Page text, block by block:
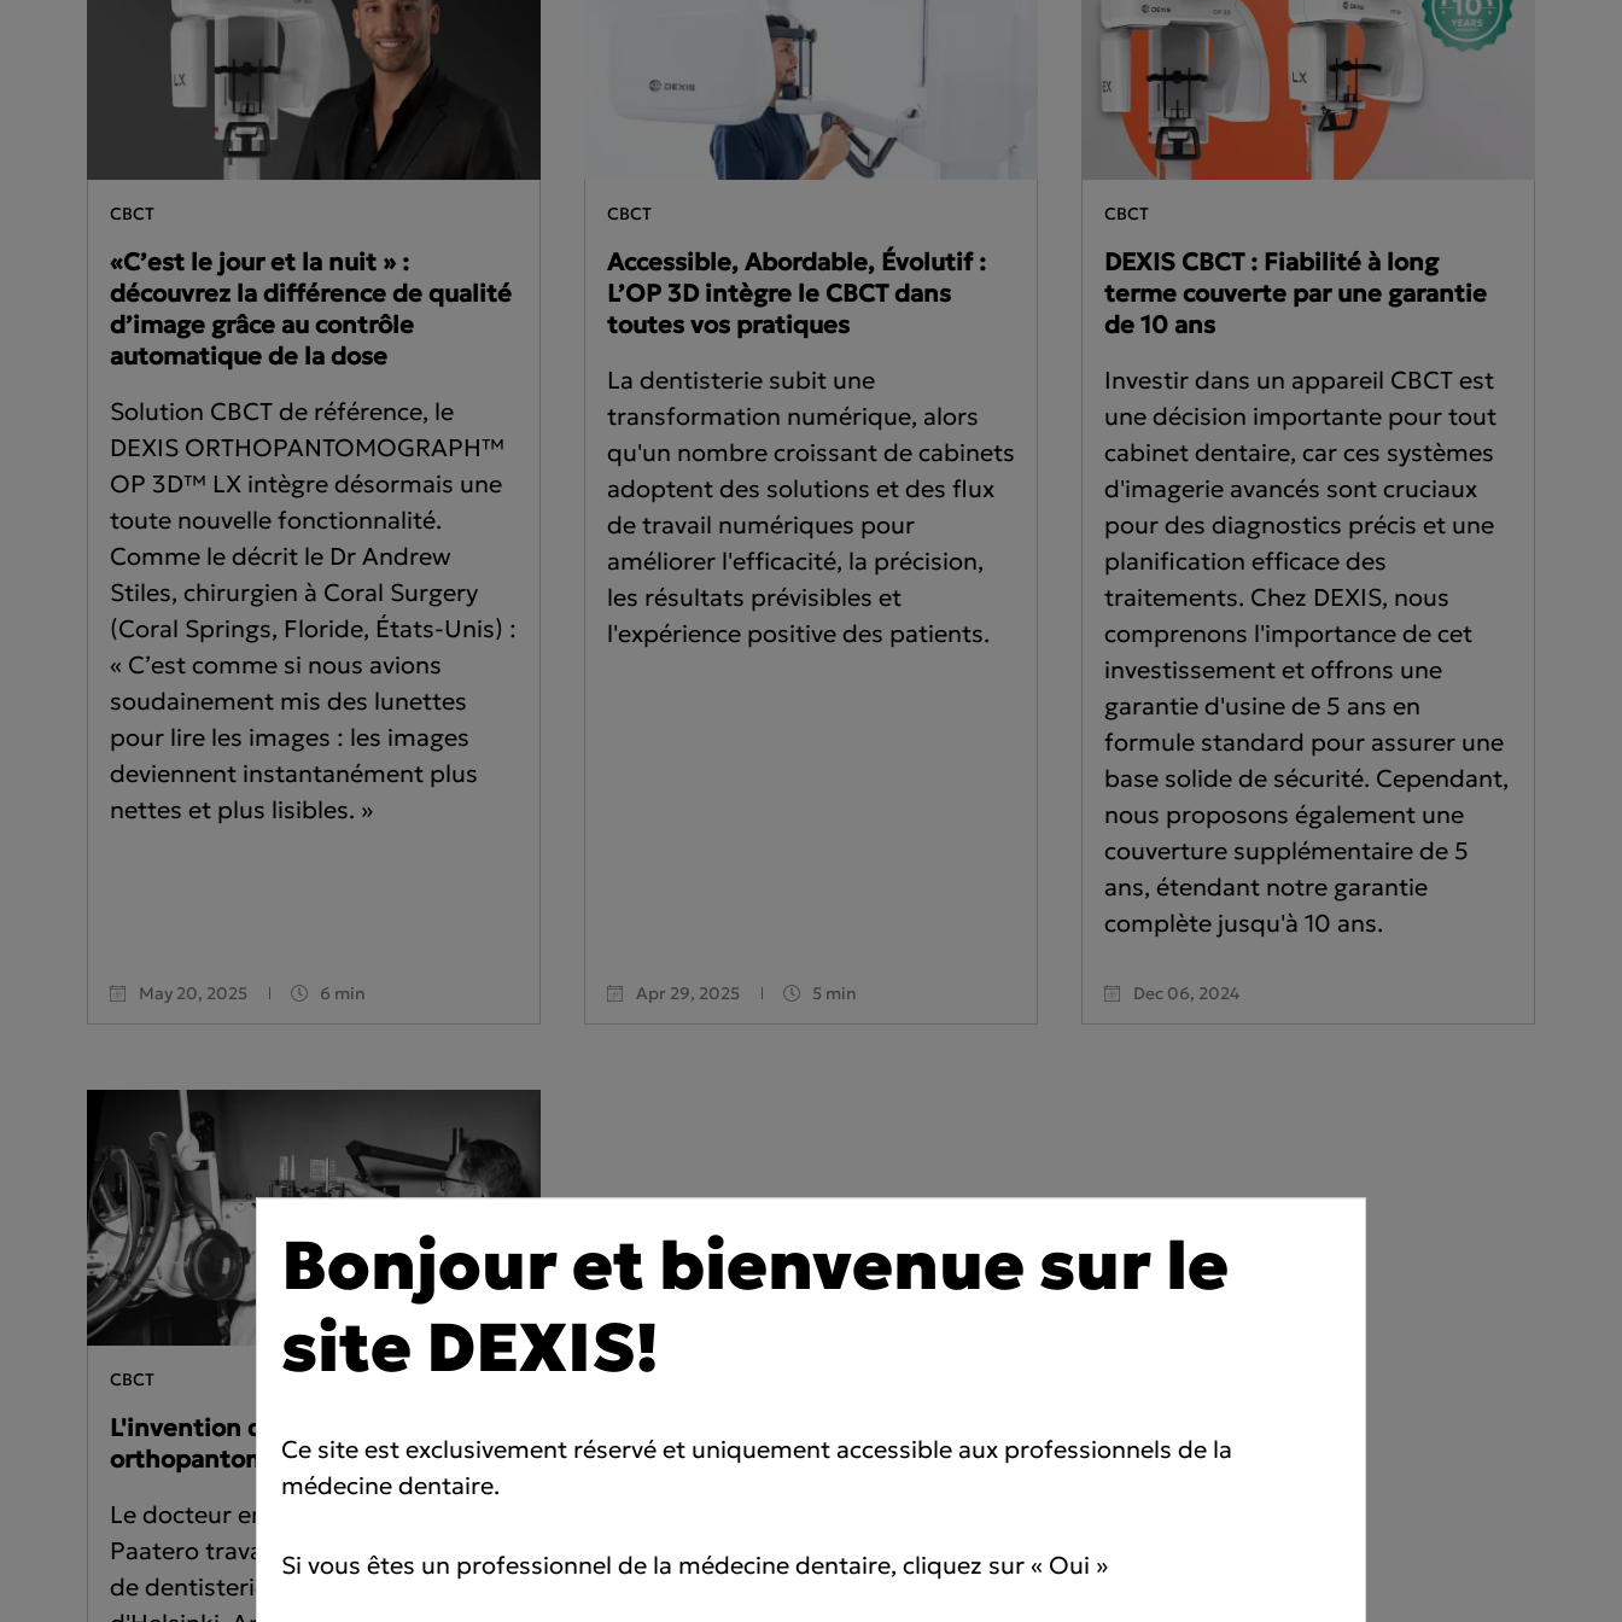
United States
Canada
Mexico
Chile
Brasil
EMEA
Italia
Polska
Россия
Asia Pacific
Australia
India
New Zealand
ORTHOPANTOMOGRAPH™
DEXIS™ IOS Solutions
CBCT
«C’est le jour et la nuit » :
découvrez la différence de qualité
d’image grâce au contrôle
automatique de la dose
Solution CBCT de référence, le
DEXIS ORTHOPANTOMOGRAPH™
OP 3D™ LX intègre désormais une
toute nouvelle fonctionnalité.
Comme le décrit le Dr Andrew
Stiles, chirurgien à Coral Surgery
(Coral Springs, Floride, États-Unis) :
« C’est comme si nous avions
soudainement mis des lunettes
pour lire les images : les images
deviennent instantanément plus
nettes et plus lisibles. »
May 20, 2025 6 min
CBCT
Accessible, Abordable, Évolutif :
L’OP 3D intègre le CBCT dans
toutes vos pratiques
La dentisterie subit une
transformation numérique, alors
qu'un nombre croissant de cabinets
adoptent des solutions et des flux
de travail numériques pour
améliorer l'efficacité, la précision,
les résultats prévisibles et
l'expérience positive des patients.
Apr 29, 2025 5 min
CBCT
DEXIS CBCT : Fiabilité à long
terme couverte par une garantie
de 10 ans
Investir dans un appareil CBCT est
une décision importante pour tout
cabinet dentaire, car ces systèmes
d'imagerie avancés sont cruciaux
pour des diagnostics précis et une
planification efficace des
traitements. Chez DEXIS, nous
comprenons l'importance de cet
investissement et offrons une
garantie d'usine de 5 ans en
formule standard pour assurer une
base solide de sécurité. Cependant,
nous proposons également une
couverture supplémentaire de 5
ans, étendant notre garantie
complète jusqu'à 10 ans.
Dec 06, 2024
CBCT
L'invention du premier
orthopantomographe
Le docteur en dentisterie Yrjö V.
Paatero travaillait au département
de dentisterie de l'Université
Bonjour et bienvenue sur le
site DEXIS!
Ce site est exclusivement réservé et uniquement accessible aux professionnels de la
médecine dentaire.
Si vous êtes un professionnel de la médecine dentaire, cliquez sur « Oui »